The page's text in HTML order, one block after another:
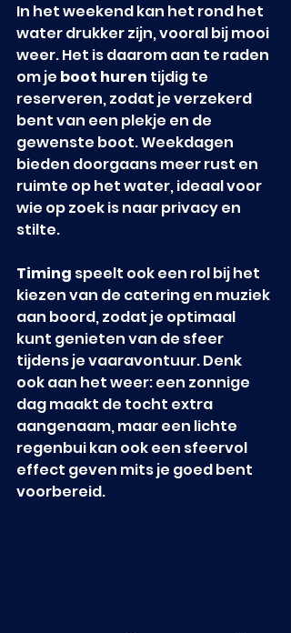
In het weekend kan het rond het
water drukker zijn, vooral bij mooi
weer. Het is daarom aan te raden
om je boot huren tijdig te
reserveren, zodat je verzekerd
bent van een plekje en de
gewenste boot. Weekdagen
bieden doorgaans meer rust en
ruimte op het water, ideaal voor
wie op zoek is naar privacy en
stilte.
Timing speelt ook een rol bij het
kiezen van de catering en muziek
aan boord, zodat je optimaal
kunt genieten van de sfeer
tijdens je vaaravontuur. Denk
ook aan het weer: een zonnige
dag maakt de tocht extra
aangenaam, maar een lichte
regenbui kan ook een sfeervol
effect geven mits je goed bent
voorbereid.